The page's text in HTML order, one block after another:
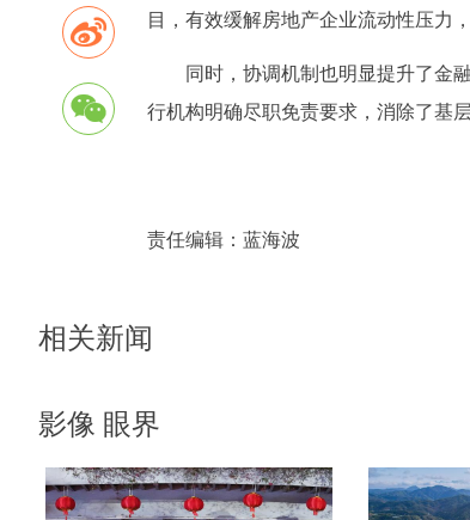
目，有效缓解房地产企业流动性压力
同时，协调机制也明显提升了金
行机构明确尽职免责要求，消除了基
责任编辑： 蓝海波
相关新闻
影像 眼界